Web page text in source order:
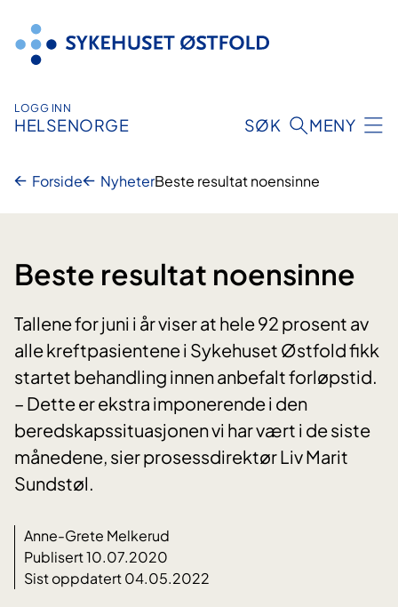
innhold
LOGG INN
HELSENORGE SØK MENY
Forside NyheterBeste resultat noensinne
Beste resultat noensinne
Tallene for juni i år viser at hele 92 prosent av
alle kreftpasientene i Sykehuset Østfold fikk
startet behandling innen anbefalt forløpstid.
– Dette er ekstra imponerende i den
beredskapssituasjonen vi har vært i de siste
månedene, sier prosessdirektør Liv Marit
Sundstøl.
Anne-Grete Melkerud
Publisert 10.07.2020
Sist oppdatert 04.05.2022